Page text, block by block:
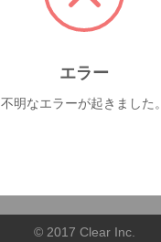
© 2017 Clear Inc.
エラー
不明なエラーが起きました。